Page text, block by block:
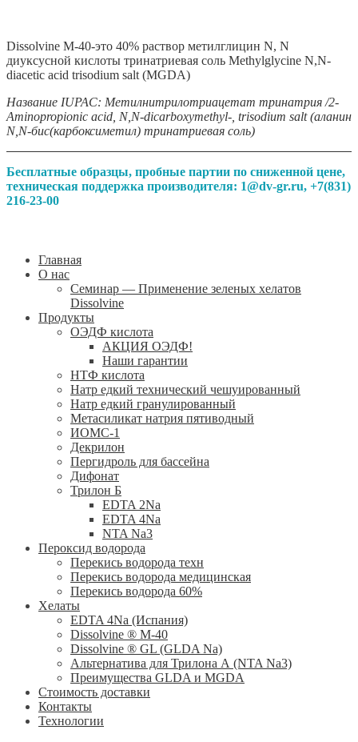
Dissolvine М-40-это 40% раствор метилглицин N, N
диуксусной кислоты тринатриевая соль Methylglycine N,N-
diacetic acid trisodium salt (MGDA)
Название IUPAC: Метилнитрилотриацетат тринатрия /2-
Aminopropionic acid, N,N-dicarboxymethyl-, trisodium salt (аланин
N,N-бис(карбоксиметил) тринатриевая соль)
Бесплатные образцы, пробные партии по сниженной цене,
техническая поддержка производителя: 1@dv-gr.ru, +7(831)
216-23-00
Главная
О нас
Семинар — Применение зеленых хелатов
Dissolvine
Продукты
ОЭДФ кислота
АКЦИЯ ОЭДФ!
Наши гарантии
НТФ кислота
Натр едкий технический чешуированный
Натр едкий гранулированный
Метасиликат натрия пятиводный
ИОМС-1
Декрилон
Пергидроль для бассейна
Дифонат
Трилон Б
EDTA 2Na
EDTA 4Na
NTA Na3
Пероксид водорода
Перекись водорода техн
Перекись водорода медицинская
Перекись водорода 60%
Хелаты
ЕDTA 4Na (Испания)
Dissolvine ® M-40
Dissolvine ® GL (GLDA Na)
Альтернатива для Трилона А (NTA Na3)
Преимущества GLDA и MGDA
Стоимость доставки
Контакты
Технологии